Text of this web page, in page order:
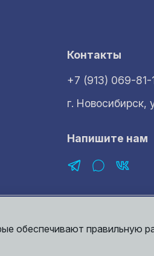
Контакты
+7 (913) 069-81-
г. Новосибирск,
Напишите нам
и доставки вы можете получить у
обеспечивают правильную